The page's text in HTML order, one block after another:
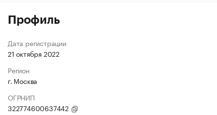
Профиль
Дата регистрации
21 октября 2022
Регион
г. Москва
ОГРНИП
322774600637442